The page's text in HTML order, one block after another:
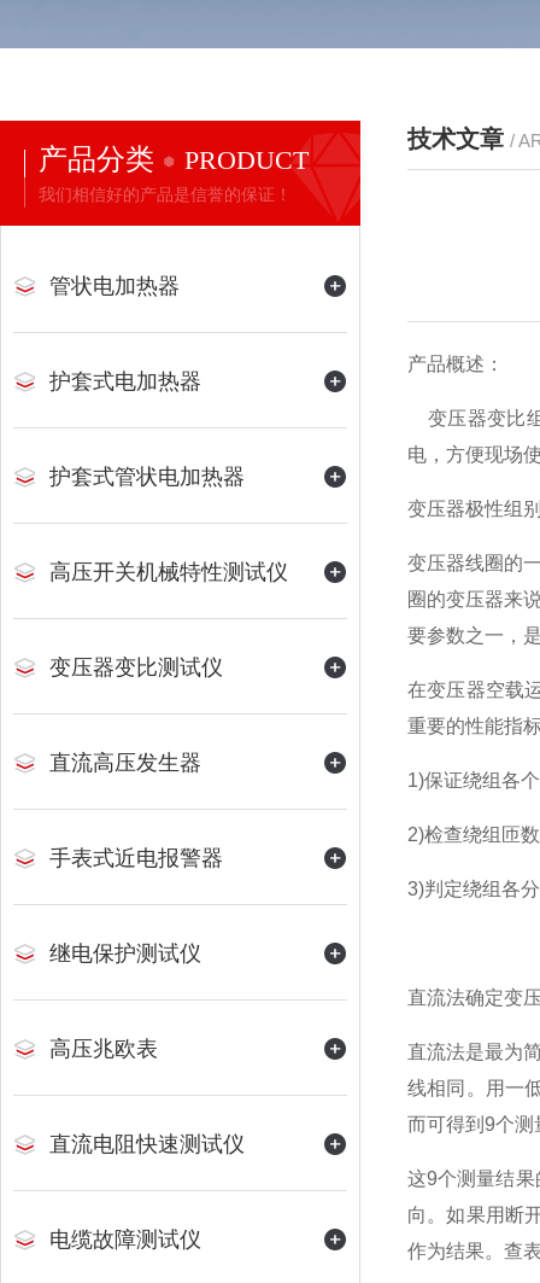
产品分类 PRODUCT
我们相信好的产品是信誉的保证！
管状电加热器
护套式电加热器
护套式管状电加热器
高压开关机械特性测试仪
变压器变比测试仪
直流高压发生器
手表式近电报警器
继电保护测试仪
高压兆欧表
直流电阻快速测试仪
电缆故障测试仪
技术文章 /
产品概述：
变压器变比
电，方便现场
变压器极性组
变压器线圈的
圈的变压器来
要参数之一，
在变压器空载
重要的性能指
1)保证绕组各
2)检查绕组匝
3)判定绕组各
直流法确定变
直流法是最为
线相同。用一
而可得到9个测
这9个测量结果
向。如果用断
作为结果。查